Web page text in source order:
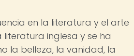
en la literatura y el arte
inglesa y se ha
la belleza, la vanidad, la